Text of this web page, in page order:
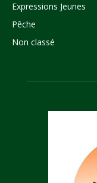
Expressions Jeunes
Pêche
Non classé